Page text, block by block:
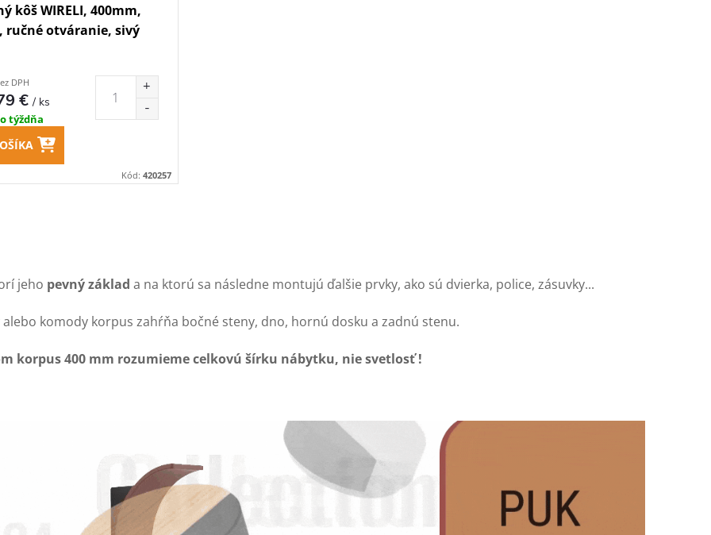
kôš WIRELI, 400mm,
ručné otváranie, sivý
DPH
€/ ks
týždňa
Kód: 420257
jeho pevný základ a na ktorú sa následne montujú ďalšie prvky, ako sú dvierka, police, zásuvky...
komody korpus zahŕňa bočné steny, dno, hornú dosku a zadnú stenu.
korpus 400 mm rozumieme celkovú šírku nábytku, nie svetlosť !